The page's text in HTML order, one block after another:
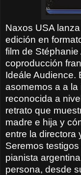
Naxos USA
edición en
film de
coproducción
Ideále Audience.
asomemos a a la
reconocida a
retrato que
madre e hija y
entre la directora
Seremos
pianista
persona, desde